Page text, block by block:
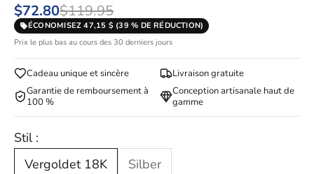
$72.80$119.95
ÉCONOMISEZ 47,15 $ (39 % DE RÉDUCTION)
Prix le plus bas au cours des 30 derniers jours
Cadeau unique et sincère
Livraison gratuite
Garantie de remboursement à
100 %
Conception artisanale haut de
gamme
Stil :
Vergoldet 18K
Silber